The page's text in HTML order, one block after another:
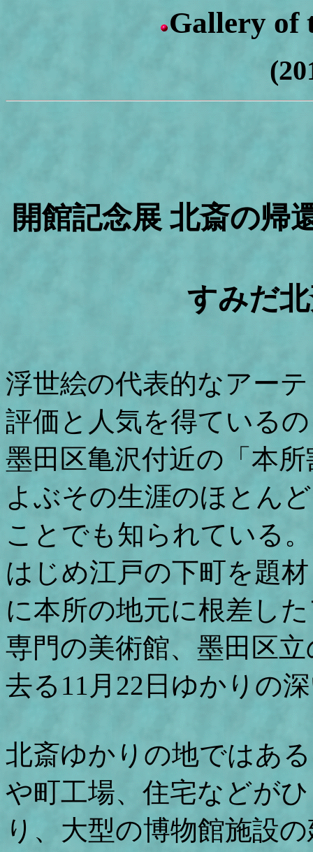
Gallery of
開館記念展 北斎の帰
すみだ
浮世絵の代表的なアー
評価と人気を得ている
墨田区亀沢付近の「本
よぶその生涯のほとん
ことでも知られている
はじめ江戸の下町を題
に本所の地元に根差し
専門の美術館、墨田区
去る11月22日ゆかりの
北斎ゆかりの地ではあ
や町工場、住宅などが
り、大型の博物館施設